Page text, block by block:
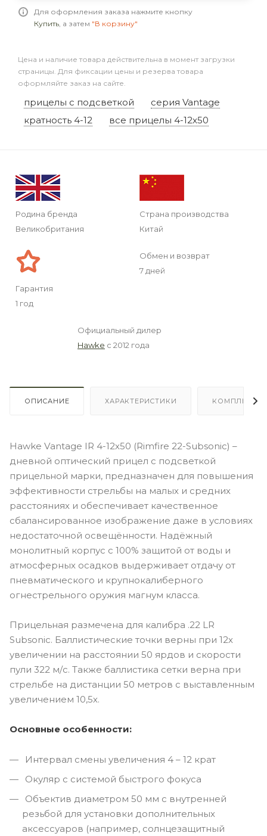
Для оформления заказа нажмите кнопку
Купить, а затем "В корзину"
Цена и наличие товара действительна в момент загрузки
страницы. Для фиксации цены и резерва товара
оформляйте заказ на сайте.
прицелы с подсветкой
серия Vantage
кратность 4-12
все прицелы 4-12x50
Родина бренда
Великобритания
Страна производства
Китай
Гарантия
1 год
Обмен и возврат
7 дней
Официальный дилер
Hawke с 2012 года
ОПИСАНИЕ ХАРАКТЕРИСТИКИ
Наwkе Vаntаgе ІR 4-12х50 (Rimfire 22-Subsonic) –
дневной оптический прицел с подсветкой
прицельной марки, предназначен для повышения
эффективности стрельбы на малых и средних
расстояниях и обеспечивает качественное
сбалансированное изображение даже в условиях
недостаточной освещённости. Надёжный
монолитный корпус с 100% защитой от воды и
атмосферных осадков выдерживает отдачу от
пневматического и крупнокалиберного
огнестрельного оружия магнум класса.
Прицельная размечена для калибра .22 LR
Subsonic. Баллистические точки верны при 12х
увеличении на расстоянии 50 ярдов и скорости
пули 322 м/с. Также баллистика сетки верна при
стрельбе на дистанции 50 метров с выставленным
увеличением 10,5х.
Основные особенности:
Интервал смены увеличения 4 – 12 крат
Окуляр с системой быстрого фокуса
Объектив диаметром 50 мм с внутренней
резьбой для установки дополнительных
аксессуаров (например, солнцезащитный